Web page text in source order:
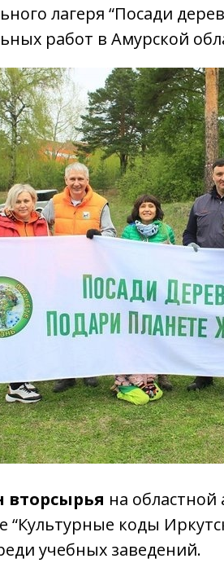
лагеря “Посади
работ в Амурской
вторсырья на
“Культурные коды
учебных заведений.